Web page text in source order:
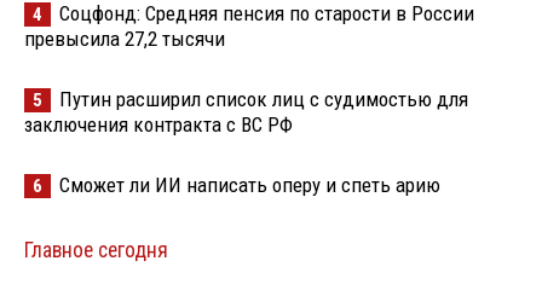
4
Соцфонд: Средняя пенсия по старости в России
превысила 27,2 тысячи
5
Путин расширил список лиц с судимостью для
заключения контракта с ВС РФ
6 Сможет ли ИИ написать оперу и спеть арию
Главное сегодня